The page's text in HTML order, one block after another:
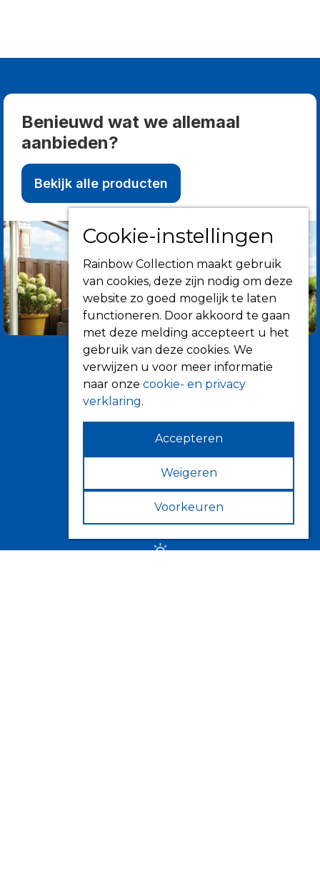
Benieuwd wat we allemaal
aanbieden?
Bekijk alle producten
Informatie
Over ons
Tips
Verkooppunten
Cookie-instellingen
Rainbow Collection maakt gebruik
van cookies, deze zijn nodig om deze
website zo goed mogelijk te laten
functioneren. Door akkoord te gaan
met deze melding accepteert u het
gebruik van deze cookies. We
verwijzen u voor meer informatie
naar onze cookie- en privacy
verklaring.
Accepteren
Weigeren
Voorkeuren